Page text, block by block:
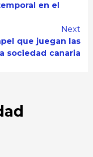
en el
Next
que juegan las
sociedad canaria